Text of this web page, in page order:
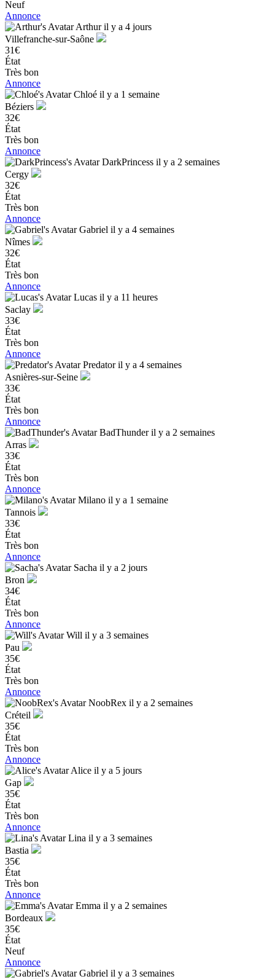
Neuf
Annonce
Arthuril y a 4 jours
Villefranche-sur-Saône
31€
État
Très bon
Annonce
Chloé il y a 1 semaine
Béziers
32€
État
Très bon
Annonce
DarkPrincess il y a 2 semaines
Cergy
32€
État
Très bon
Annonce
Gabriel il y a 4 semaines
Nîmes
32€
État
Très bon
Annonce
Lucas il y a 11 heures
Saclay
33€
État
Très bon
Annonce
Predatoril y a 4 semaines
Asnières-sur-Seine
33€
État
Très bon
Annonce
BadThunderil y a 2 semaines
Arras
33€
État
Très bon
Annonce
Milano il y a 1 semaine
Tannois
33€
État
Très bon
Annonce
Sacha il y a 2 jours
Bron
34€
État
Très bon
Annonce
Will il y a 3 semaines
Pau
35€
État
Très bon
Annonce
NoobRex il y a 2 semaines
Créteil
35€
État
Très bon
Annonce
Alice il y a 5 jours
Gap
35€
État
Très bon
Annonce
Lina il y a 3 semaines
Bastia
35€
État
Très bon
Annonce
Emma il y a 2 semaines
Bordeaux
35€
État
Neuf
Annonce
Gabriel il y a 3 semaines